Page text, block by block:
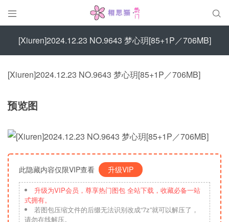
 
[Xiuren]2024.12.23 NO.9643 梦心玥[85+1P／706MB]
[Xiuren]2024.12.23 NO.9643 梦心玥[85+1P／706MB]
预览图
此隐藏内容仅限VIP查看 升级VIP
升级为VIP会员，尊享热门图包 全站下载，收藏必备一站
式拥有。
若图包压缩文件的后缀无法识别改成“7z”就可以解压了，
请勿在线解压。